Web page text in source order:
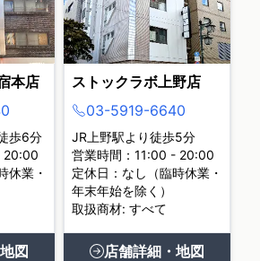
本店
歩6分
20:00
休業・
図
ストックラボ上野店
03-5919-6640
JR上野駅より徒歩5分
営業時間：11:00 - 20:00
定休日：なし（臨時休業・
年末年始を除く）
取扱商材: すべて
店舗詳細・地図